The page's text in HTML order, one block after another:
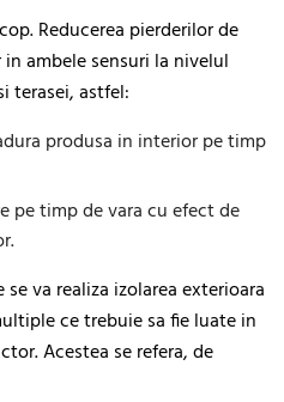
Reducerea pierderilor de
ambele sensuri la nivelul
terasei, astfel:
produsa in interior pe timp
pe timp de vara cu efect de
va realiza izolarea exterioara
ce trebuie sa fie luate in
Acestea se refera, de